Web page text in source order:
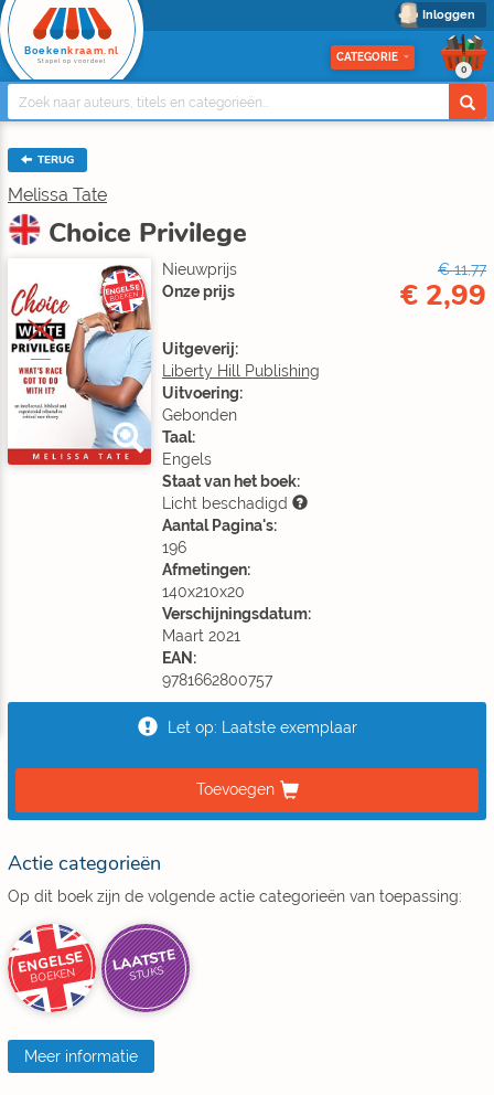
Inloggen
Boeken kraam.nl
Stapel op voordeel CATEGORIE
0
TERUG
Melissa Tate
Choice Privilege
ENGELSE
BOEKEN
Nieuwprijs
€ 11,77
Onze prijs
€ 2,99
Uitgeverij:
Liberty Hill Publishing
Uitvoering:
Gebonden
Taal:
Engels
Staat van het boek:
Licht beschadigd
Aantal Pagina's:
196
Afmetingen:
140x210x20
Verschijningsdatum:
Maart 2021
EAN:
9781662800757
Let op: Laatste exemplaar
Toevoegen
Actie categorieën
Op dit boek zijn de volgende actie categorieën van toepassing:
ENGELSE
BOEKEN LAATSTE
STUKS
Meer informatie